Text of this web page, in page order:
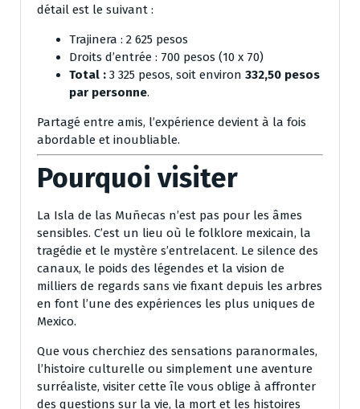
détail est le suivant :
Trajinera : 2 625 pesos
Droits d’entrée : 700 pesos (10 x 70)
Total : 3 325 pesos, soit environ 332,50 pesos
par personne.
Partagé entre amis, l’expérience devient à la fois
abordable et inoubliable.
Pourquoi visiter
La Isla de las Muñecas n’est pas pour les âmes
sensibles. C’est un lieu où le folklore mexicain, la
tragédie et le mystère s’entrelacent. Le silence des
canaux, le poids des légendes et la vision de
milliers de regards sans vie fixant depuis les arbres
en font l’une des expériences les plus uniques de
Mexico.
Que vous cherchiez des sensations paranormales,
l’histoire culturelle ou simplement une aventure
surréaliste, visiter cette île vous oblige à affronter
des questions sur la vie, la mort et les histoires